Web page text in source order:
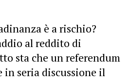
è a rischio?
al reddito di
sta che un referendum
in seria discussione il